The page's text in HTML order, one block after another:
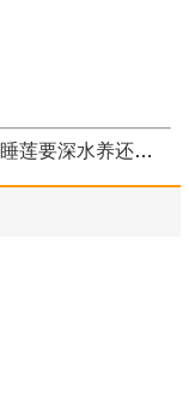
下一篇：睡莲要深水养还是浅水养？